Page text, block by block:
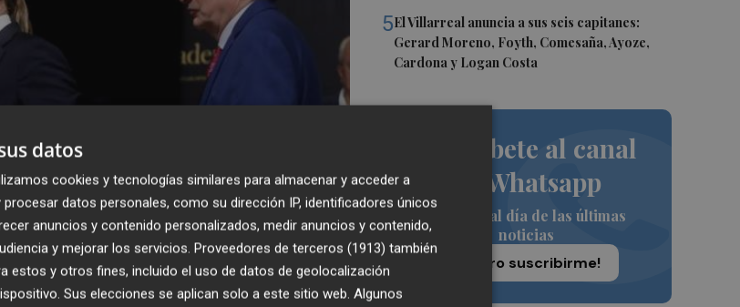
5El Villarreal anuncia a sus seis capitanes:
Gerard Moreno, Foyth, Comesaña, Ayoze,
Cardona y Logan Costa
Suscríbete al canal
de Whatsapp
Siempre al día de las últimas
noticias
¡Quiero suscribirme!
datos
cookies y tecnologías similares para almacenar y acceder a
datos personales, como su dirección IP, identificadores únicos
anuncios y contenido personalizados, medir anuncios y contenido,
y mejorar los servicios. Proveedores de terceros (1913) también
estos y otros fines, incluido el uso de datos de geolocalización
Sus elecciones se aplican solo a este sitio web. Algunos